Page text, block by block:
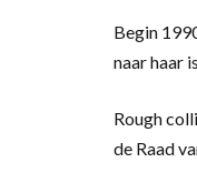
Begin
naar haar
Rough
de Raad